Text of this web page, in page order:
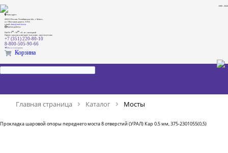
1999 - 2026
Наш адрес:
456313 Россия, Челябинская обл., г. Миасс,
ул. Объездная дорога, 5/35А
e-mail: dima@ural-skat.ru
Время работы:
Пн-Пт 900- 1800. сб., вс.: выходной
Прием заказов в интернет магазине - круглосуточно
+7 (351) 220-80-10
8-800-505-90-66
Мы в телеграмм
Корзина
Главная страница Каталог Мосты
Прокладка шаровой опоры переднего моста 8 отверстий (УРАЛ) Кар 0.5 мм, 375-2301055(0,5)